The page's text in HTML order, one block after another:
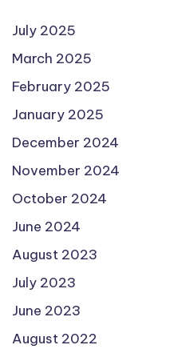
July 2025
March 2025
February 2025
January 2025
December 2024
November 2024
October 2024
June 2024
August 2023
July 2023
June 2023
August 2022